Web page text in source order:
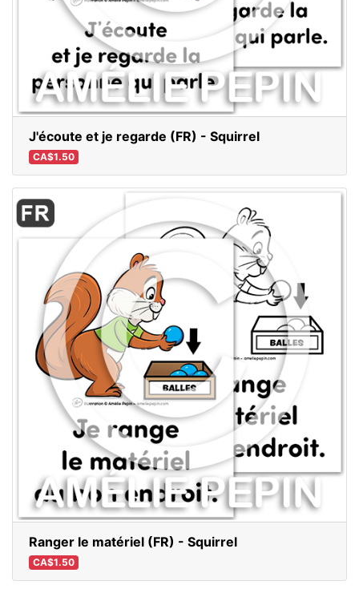
J'écoute et je regarde (FR) - Squirrel
CA$1.50
Ranger le matériel (FR) - Squirrel
CA$1.50